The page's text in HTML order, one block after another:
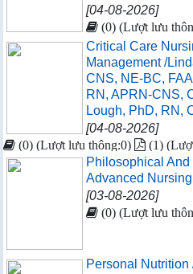
[04-08-2026]
(0) (Lượt lưu
Critical Care
Management /
CNS, NE-BC,
RN, APRN-CNS,
Lough, PhD, RN,
[04-08-2026]
(0) (Lượt lưu thông:0) (1)
Philosophical
Advanced
[03-08-2026]
(0) (Lượt lưu
Personal Nutrition